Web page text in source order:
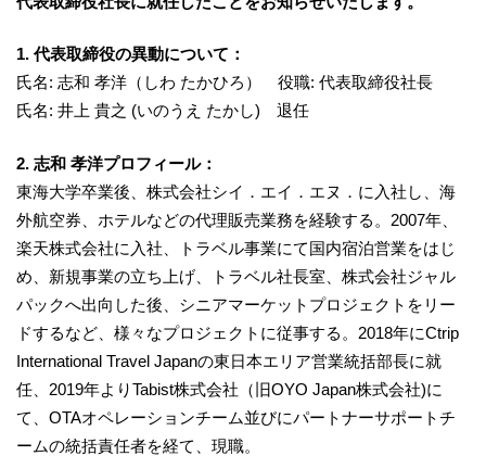
1. 代表取締役の異動について：
氏名: 志和 孝洋（しわ たかひろ） 役職: 代表取締役社長
氏名: 井上 貴之 (いのうえ たかし) 退任
2. 志和 孝洋プロフィール：
東海大学卒業後、株式会社シイ．エイ．エヌ．に入社し、海
外航空券、ホテルなどの代理販売業務を経験する。2007年、
楽天株式会社に入社、トラベル事業にて国内宿泊営業をはじ
め、新規事業の立ち上げ、トラベル社長室、株式会社ジャル
パックへ出向した後、シニアマーケットプロジェクトをリー
ドするなど、様々なプロジェクトに従事する。2018年にCtrip
International Travel Japanの東日本エリア営業統括部長に就
任、2019年よりTabist株式会社（旧OYO Japan株式会社)に
て、OTAオペレーションチーム並びにパートナーサポートチ
ームの統括責任者を経て、現職。